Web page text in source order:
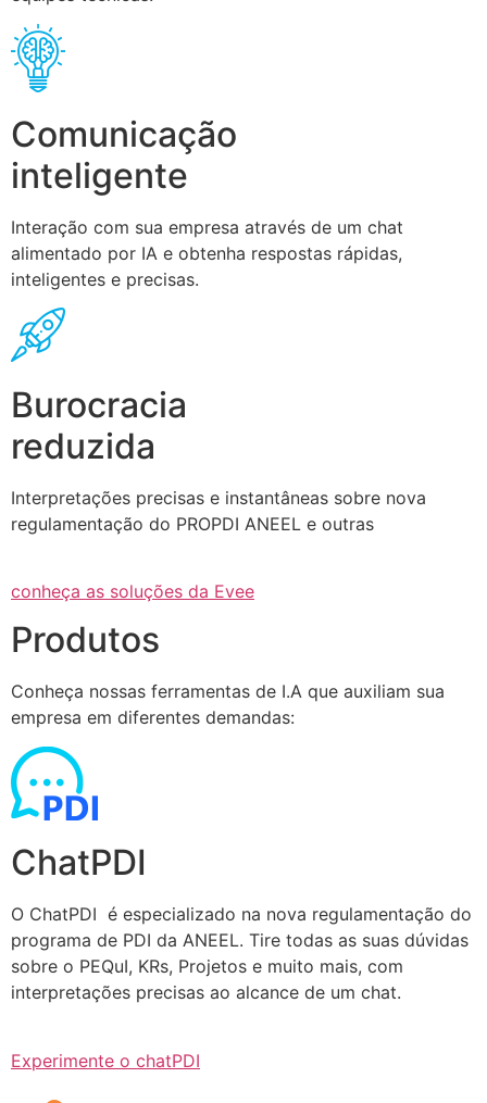
Comunicação
inteligente
Interação com sua empresa através de um chat
alimentado por IA e obtenha respostas rápidas,
inteligentes e precisas.
Burocracia
reduzida
Interpretações precisas e instantâneas sobre nova
regulamentação do PROPDI ANEEL e outras
conheça as soluções da Evee
Produtos
Conheça nossas ferramentas de I.A que auxiliam sua
empresa em diferentes demandas:
ChatPDI
O ChatPDI é especializado na nova regulamentação do
programa de PDI da ANEEL. Tire todas as suas dúvidas
sobre o PEQuI, KRs, Projetos e muito mais, com
interpretações precisas ao alcance de um chat.
Experimente o chatPDI